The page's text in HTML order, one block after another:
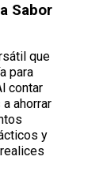
Sabor
que
para
contar
ahorrar
y